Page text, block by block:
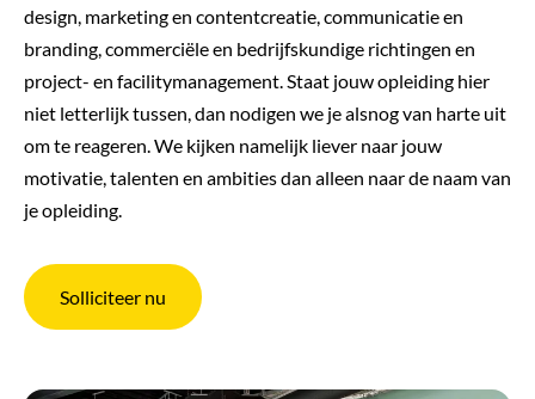
design, marketing en contentcreatie, communicatie en
branding, commerciële en bedrijfskundige richtingen en
project- en facilitymanagement. Staat jouw opleiding hier
niet letterlijk tussen, dan nodigen we je alsnog van harte uit
om te reageren. We kijken namelijk liever naar jouw
motivatie, talenten en ambities dan alleen naar de naam van
je opleiding.
Solliciteer nu